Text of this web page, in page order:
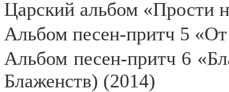
Царский альбом «Прости
Альбом песен-притч 5
Альбом песен-притч 6
Блаженств) (2014)